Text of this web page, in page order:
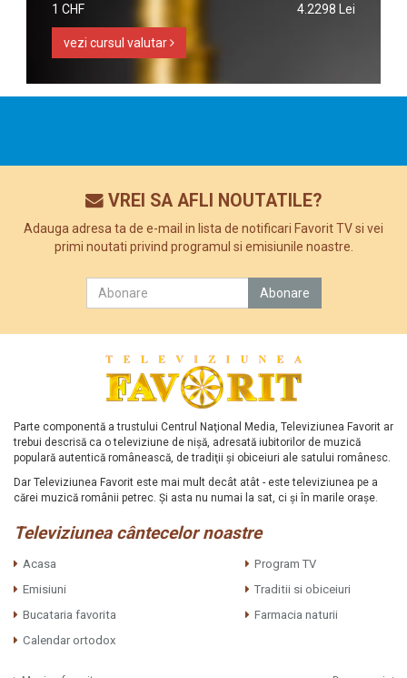
1 CHF
4.2298 Lei
vezi cursul valutar
VREI SA AFLI NOUTATILE?
Adauga adresa ta de e-mail in lista de notificari Favorit TV si vei
primi noutati privind programul si emisiunile noastre.
Parte componentă a trustului Centrul Naţional Media, Televiziunea Favorit ar
trebui descrisă ca o televiziune de nişă, adresată iubitorilor de muzică
populară autentică românească, de tradiţii şi obiceiuri ale satului românesc.
Dar Televiziunea Favorit este mai mult decât atât - este televiziunea pe a
cărei muzică românii petrec. Şi asta nu numai la sat, ci şi în marile oraşe.
Televiziunea cântecelor noastre
Acasa
Program TV
Emisiuni
Traditii si obiceiuri
Bucataria favorita
Farmacia naturii
Calendar ortodox